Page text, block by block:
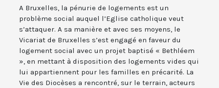
A Bruxelles, la pénurie de logements est un
problème social auquel l’Eglise catholique veut
s’attaquer. A sa manière et avec ses moyens, le
Vicariat de Bruxelles s’est engagé en faveur du
logement social avec un projet baptisé « Bethléem
», en mettant à disposition des logements vides qui
lui appartiennent pour les familles en précarité. La
Vie des Diocèses a rencontré, sur le terrain, acteurs